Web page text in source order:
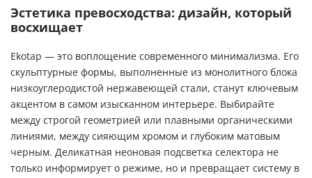
Эстетика превосходства: дизайн, который
восхищает
Ekotap — это воплощение современного минимализма. Его
скульптурные формы, выполненные из монолитного блока
низкоуглеродистой нержавеющей стали, станут ключевым
акцентом в самом изысканном интерьере. Выбирайте
между строгой геометрией или плавными органическими
линиями, между сияющим хромом и глубоким матовым
черным. Деликатная неоновая подсветка селектора не
только информирует о режиме, но и превращает систему в